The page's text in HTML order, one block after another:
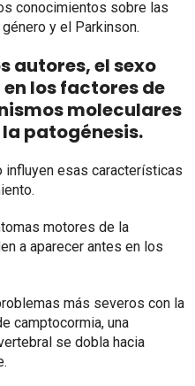
conocimientos sobre las
y el Parkinson.
autores, el sexo
los factores de
moleculares
patogénesis.
influyen esas características
motores de la
a aparecer antes en los
más severos con la
camptocormia, una
se dobla hacia